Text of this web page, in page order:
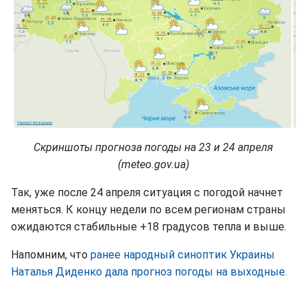
Скриншоты прогноза погоды на 23 и 24 апреля
(meteo.gov.ua)
Так, уже после 24 апреля ситуация с погодой начнет
меняться. К концу недели по всем регионам страны
ожидаются стабильные +18 градусов тепла и выше.
Напомним, что ранее народный синоптик Украины
Наталья Диденко дала прогноз погоды на выходные.